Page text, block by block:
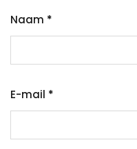
Naam *
E-mail *